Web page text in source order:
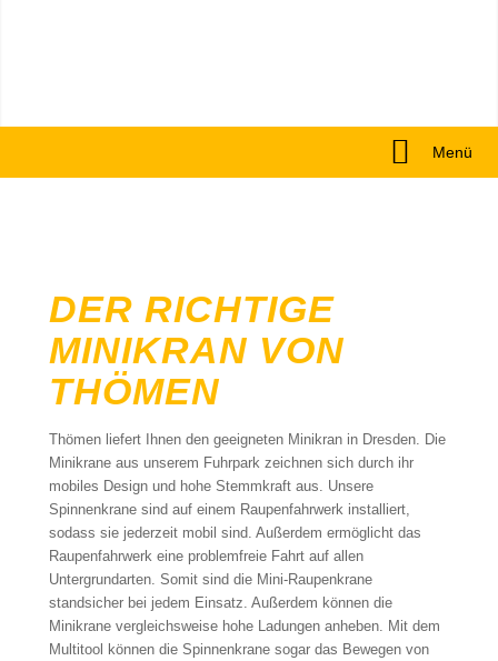
Menü
DER RICHTIGE
MINIKRAN VON
THÖMEN
Thömen liefert Ihnen den geeigneten Minikran in Dresden. Die
Minikrane aus unserem Fuhrpark zeichnen sich durch ihr
mobiles Design und hohe Stemmkraft aus. Unsere
Spinnenkrane sind auf einem Raupenfahrwerk installiert,
sodass sie jederzeit mobil sind. Außerdem ermöglicht das
Raupenfahrwerk eine problemfreie Fahrt auf allen
Untergrundarten. Somit sind die Mini-Raupenkrane
standsicher bei jedem Einsatz. Außerdem können die
Minikrane vergleichsweise hohe Ladungen anheben. Mit dem
Multitool können die Spinnenkrane sogar das Bewegen von